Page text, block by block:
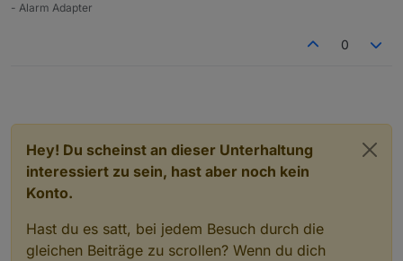
- Alarm Adapter
0
Hey! Du scheinst an dieser Unterhaltung
interessiert zu sein, hast aber noch kein
Konto.
Hast du es satt, bei jedem Besuch durch die
gleichen Beiträge zu scrollen? Wenn du dich